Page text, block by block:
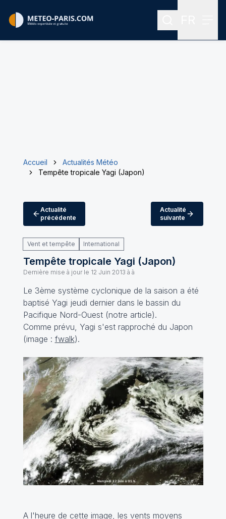
Rechercher
Accueil
Actualités Météo
Tempête tropicale Yagi (Japon)
Actualité
précédente
Actualité
suivante
Vent et tempête International
Tempête tropicale Yagi (Japon)
Dernière mise à jour le 12 Juin 2013 à à
Le 3ème système cyclonique de la saison a été
baptisé Yagi jeudi dernier dans le bassin du
Pacifique Nord-Ouest (notre article).
Comme prévu, Yagi s'est rapproché du Japon
(image : fwalk).
A l'heure de cette image, les vents moyens